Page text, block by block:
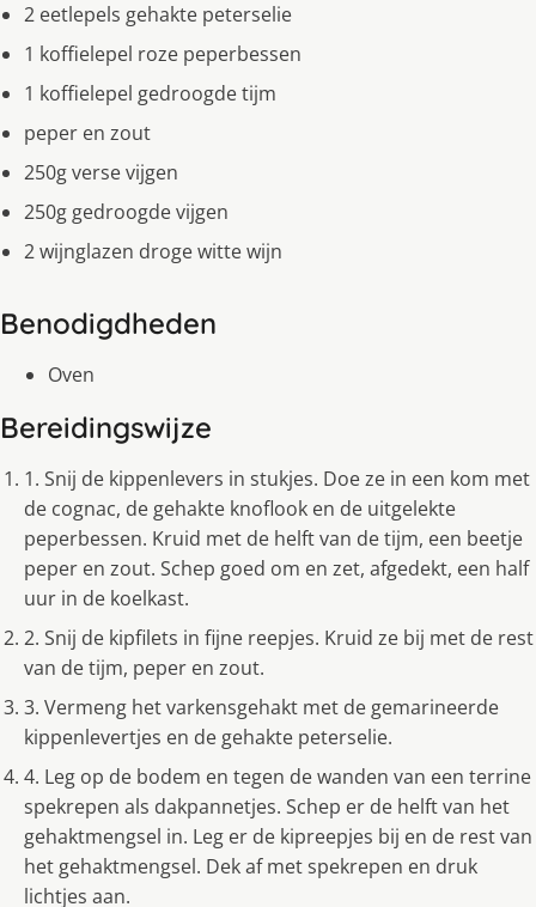
2 eetlepels gehakte peterselie
1 koffielepel roze peperbessen
1 koffielepel gedroogde tijm
peper en zout
250g verse vijgen
250g gedroogde vijgen
2 wijnglazen droge witte wijn
Benodigdheden
Oven
Bereidingswijze
1. Snij de kippenlevers in stukjes. Doe ze in een kom met
de cognac, de gehakte knoflook en de uitgelekte
peperbessen. Kruid met de helft van de tijm, een beetje
peper en zout. Schep goed om en zet, afgedekt, een half
uur in de koelkast.
2. Snij de kipfilets in fijne reepjes. Kruid ze bij met de rest
van de tijm, peper en zout.
3. Vermeng het varkensgehakt met de gemarineerde
kippenlevertjes en de gehakte peterselie.
4. Leg op de bodem en tegen de wanden van een terrine
spekrepen als dakpannetjes. Schep er de helft van het
gehaktmengsel in. Leg er de kipreepjes bij en de rest van
het gehaktmengsel. Dek af met spekrepen en druk
lichtjes aan.